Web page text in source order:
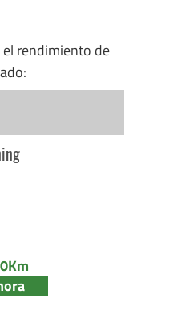
el rendimiento de